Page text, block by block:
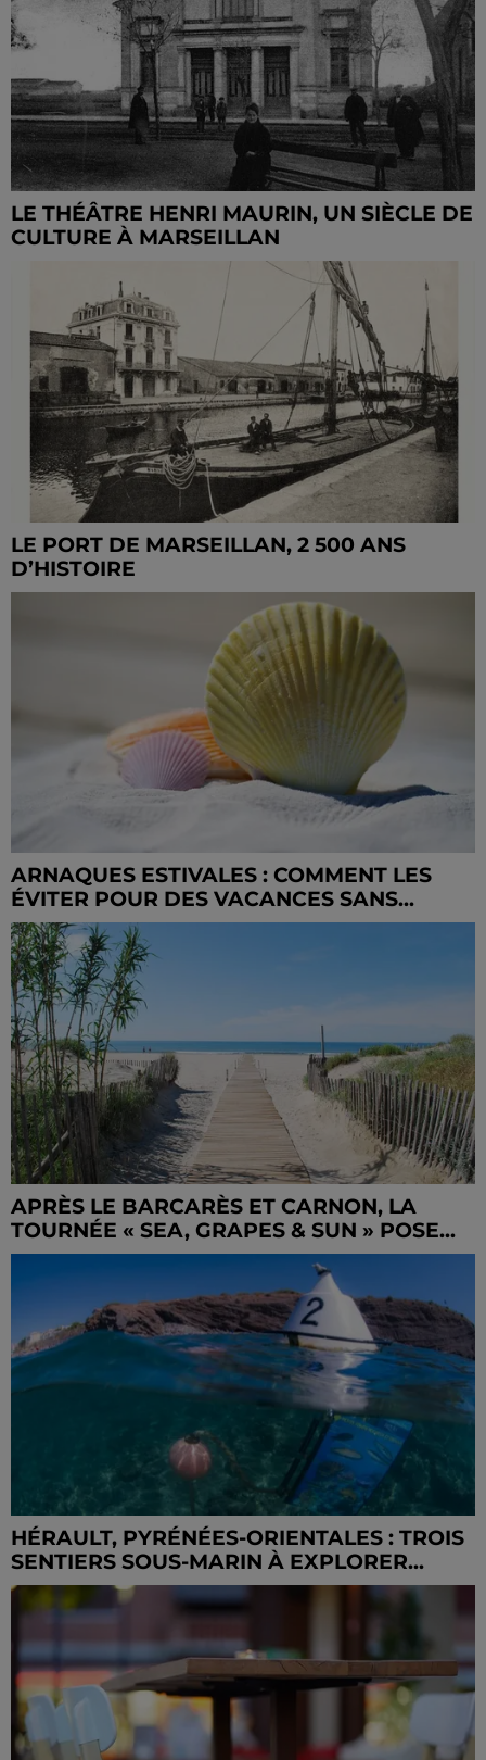
LE THÉÂTRE HENRI MAURIN, UN SIÈCLE DE
CULTURE À MARSEILLAN
LE PORT DE MARSEILLAN, 2 500 ANS
D’HISTOIRE
ARNAQUES ESTIVALES : COMMENT LES
ÉVITER POUR DES VACANCES SANS...
APRÈS LE BARCARÈS ET CARNON, LA
TOURNÉE « SEA, GRAPES & SUN » POSE...
HÉRAULT, PYRÉNÉES-ORIENTALES : TROIS
SENTIERS SOUS-MARIN À EXPLORER...